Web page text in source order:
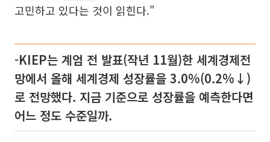
고민하고 있다는 것이 읽힌다."
-KIEP는 계엄 전 발표(작년 11월)한 세계경제전
망에서 올해 세계경제 성장률을 3.0%(0.2%↓)
로 전망했다. 지금 기준으로 성장률을 예측한다면
어느 정도 수준일까.